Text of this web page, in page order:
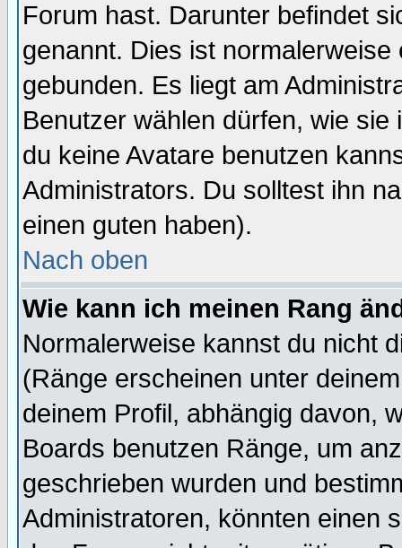
Forum hast. Darunter befindet
genannt. Dies ist
gebunden. Es liegt am
Benutzer wählen dürfen, wie
du keine Avatare benutzen
Administrators. Du solltest ihn
einen guten haben).
Nach oben
Wie kann ich meinen Rang
Normalerweise kannst du nicht
(Ränge erscheinen unter
deinem Profil, abhängig davon,
Boards benutzen Ränge, um
geschrieben wurden und
Administratoren, könnten einen